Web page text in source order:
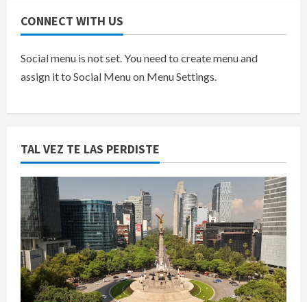
CONNECT WITH US
Social menu is not set. You need to create menu and
assign it to Social Menu on Menu Settings.
TAL VEZ TE LAS PERDISTE